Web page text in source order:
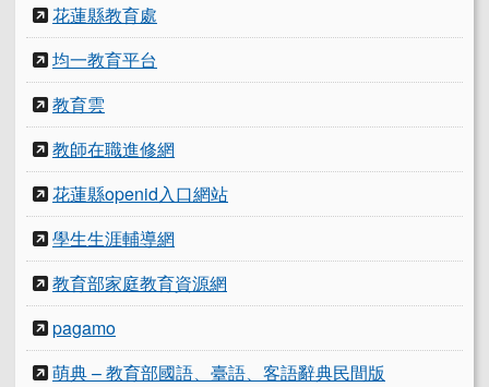
花蓮縣教育處
均一教育平台
教育雲
教師在職進修網
花蓮縣openid入口網站
學生生涯輔導網
教育部家庭教育資源網
pagamo
萌典 – 教育部國語、臺語、客語辭典民間版